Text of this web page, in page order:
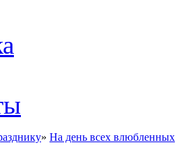
» На день всех влюбленных